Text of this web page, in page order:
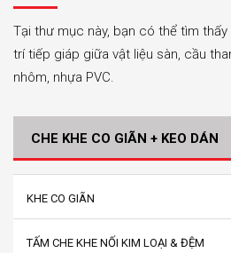
Tại thư mục này, bạn có thể tìm
trí tiếp giáp giữa vật liệu sàn, cầu
nhôm, nhựa PVC.
CHE KHE CO GIÃN + KEO DÁN
KHE CO GIÃN
TẤM CHE KHE NỐI KIM LOẠI & ĐỆM